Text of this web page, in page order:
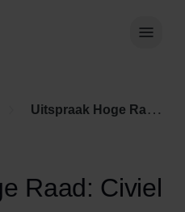
Uitspraak Hoge Raad: Civiel recht (ECLI:NL:HR:2023:775, 26 mei 2023, 22/00018)
Raad: Civiel